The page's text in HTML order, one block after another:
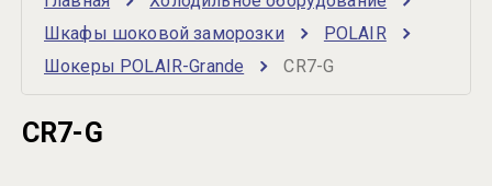
Шкафы шоковой заморозки
POLAIR
Шокеры POLAIR-Grande
CR7-G
CR7-G